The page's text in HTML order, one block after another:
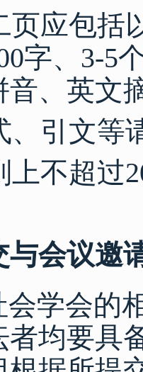
页应包括
字、3-5
、英文
、引文等
上不超过
与会议邀
学会的
者均要具